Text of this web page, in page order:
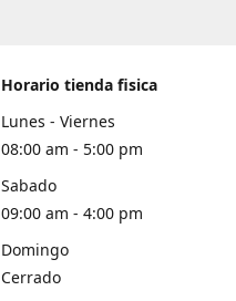
Horario tienda fisica
Lunes - Viernes
08:00 am - 5:00 pm
Sabado
09:00 am - 4:00 pm
Domingo
Cerrado